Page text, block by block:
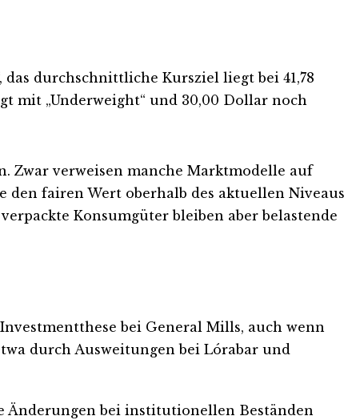
durchschnittliche Kursziel liegt bei 41,78
mit „Underweight“ und 30,00 Dollar noch
Zwar verweisen manche Marktmodelle auf
den fairen Wert oberhalb des aktuellen Niveaus
Konsumgüter bleiben aber belastende
bei General Mills, auch wenn
durch Ausweitungen bei Lórabar und
Änderungen bei institutionellen Beständen